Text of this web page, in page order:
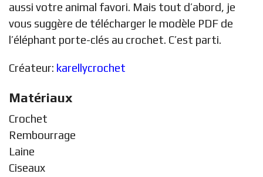
aussi votre animal favori. Mais tout d’abord, je
vous suggère de télécharger le modèle PDF de
l’éléphant porte-clés au crochet. C’est parti.
Créateur: karellycrochet
Matériaux
Crochet
Rembourrage
Laine
Ciseaux